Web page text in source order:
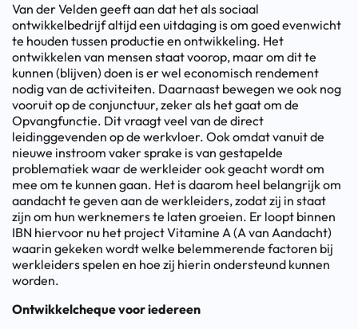
Van der Velden geeft aan dat het als sociaal
ontwikkelbedrijf altijd een uitdaging is om goed evenwicht
te houden tussen productie en ontwikkeling. Het
ontwikkelen van mensen staat voorop, maar om dit te
kunnen (blijven) doen is er wel economisch rendement
nodig van de activiteiten. Daarnaast bewegen we ook nog
vooruit op de conjunctuur, zeker als het gaat om de
Opvangfunctie. Dit vraagt veel van de direct
leidinggevenden op de werkvloer. Ook omdat vanuit de
nieuwe instroom vaker sprake is van gestapelde
problematiek waar de werkleider ook geacht wordt om
mee om te kunnen gaan. Het is daarom heel belangrijk om
aandacht te geven aan de werkleiders, zodat zij in staat
zijn om hun werknemers te laten groeien. Er loopt binnen
IBN hiervoor nu het project Vitamine A (A van Aandacht)
waarin gekeken wordt welke belemmerende factoren bij
werkleiders spelen en hoe zij hierin ondersteund kunnen
worden.
Ontwikkelcheque voor iedereen